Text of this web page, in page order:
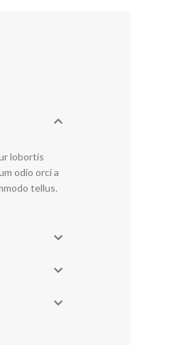
lobortis
odio orci a
tellus.